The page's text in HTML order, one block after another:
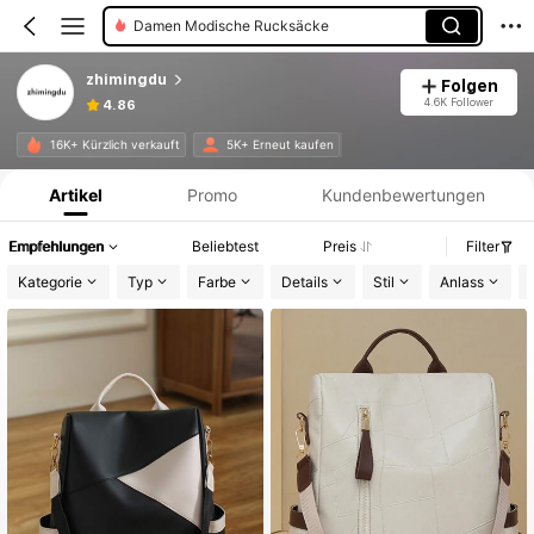
Damen Modische Rucksäcke
zhimingdu
4.86
Folgen
4.6K Follower
16K+ Kürzlich verkauft 5K+ Erneut kaufen
Produktinformation: Preisangabe, Verkaufs- und Lagerbestandsdetails.
Artikel Promo Kundenbewertungen
Empfehlungen Beliebtest Preis
Filter
Kategorie
Typ Farbe Details Stil Anlass